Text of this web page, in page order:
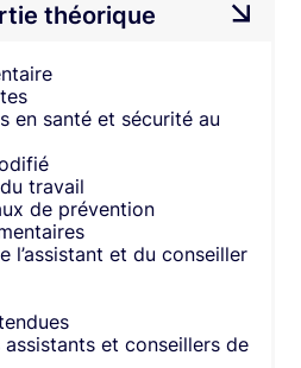
théorique
en santé et sécurité au
travail
de prévention
l’assistant et du conseiller
et conseillers de